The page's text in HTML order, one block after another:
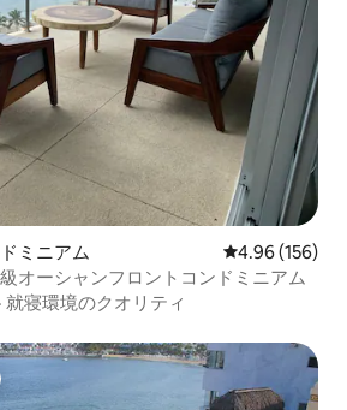
ミニアム レビュー156
4.96 (156)
オーシャンフロントコンドミニアム
· 就寝環境のクオリティ
スです。